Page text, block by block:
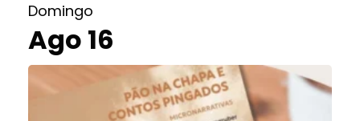
Domingo
Ago 16